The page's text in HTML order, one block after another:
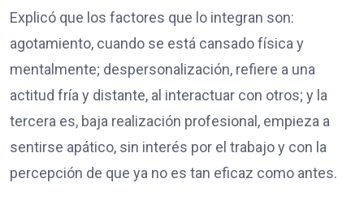
Explicó que los factores que lo integran son:
agotamiento, cuando se está cansado física y
mentalmente; despersonalización, refiere a una
actitud fría y distante, al interactuar con otros; y la
tercera es, baja realización profesional, empieza a
sentirse apático, sin interés por el trabajo y con la
percepción de que ya no es tan eficaz como antes.